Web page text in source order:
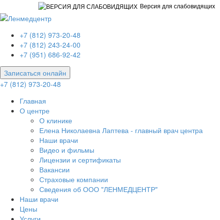
Версия для слабовидящих
+7 (812) 973-20-48
+7 (812) 243-24-00
+7 (951) 686-92-42
Записаться онлайн
+7 (812) 973-20-48
Главная
О центре
О клинике
Елена Николаевна Лаптева - главный врач центра
Наши врачи
Видео и фильмы
Лицензии и сертификаты
Вакансии
Страховые компании
Сведения об ООО "ЛЕНМЕДЦЕНТР"
Наши врачи
Цены